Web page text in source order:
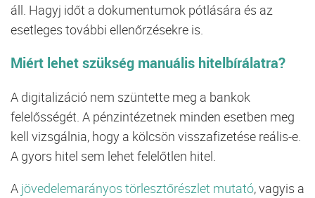
áll. Hagyj időt a dokumentumok pótlására és az
esetleges további ellenőrzésekre is.
Miért lehet szükség manuális hitelbírálatra?
A digitalizáció nem szüntette meg a bankok
felelősségét. A pénzintézetnek minden esetben meg
kell vizsgálnia, hogy a kölcsön visszafizetése reális-e.
A gyors hitel sem lehet felelőtlen hitel.
A jövedelemarányos törlesztőrészlet mutató, vagyis a